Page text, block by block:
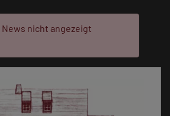
nicht angezeigt